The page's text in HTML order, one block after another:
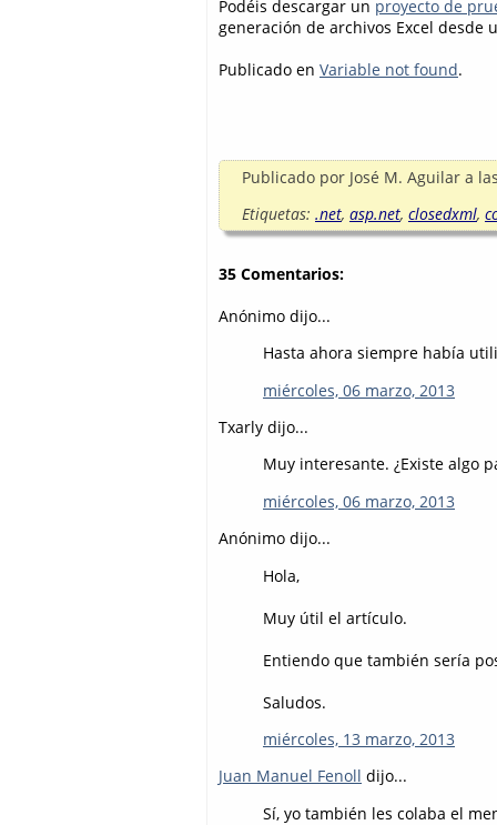
Podéis descargar un proyecto de
generación de archivos Excel desde
Publicado en Variable not found.
Publicado por José M. Aguilar a
Etiquetas: .net, asp.net, closedxml,
35 Comentarios:
Anónimo dijo...
Hasta ahora siempre había
miércoles, 06 marzo, 2013
Txarly dijo...
Muy interesante. ¿Existe algo
miércoles, 06 marzo, 2013
Anónimo dijo...
Hola,
Muy útil el artículo.
Entiendo que también sería
Saludos.
miércoles, 13 marzo, 2013
Juan Manuel Fenoll dijo...
Sí, yo también les colaba el